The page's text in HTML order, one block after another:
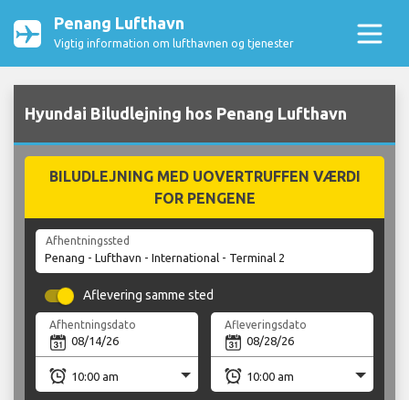
Penang Lufthavn
Vigtig information om lufthavnen og tjenester
Hyundai Biludlejning hos Penang Lufthavn
BILUDLEJNING MED UOVERTRUFFEN VÆRDI
FOR PENGENE
Afhentningssted
Aflevering samme sted
Afhentningsdato Afleveringsdato